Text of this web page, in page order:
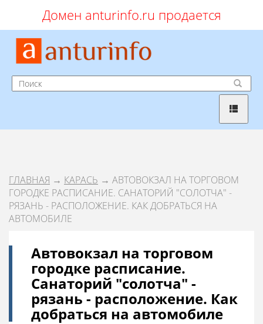
Домен anturinfo.ru продается
ГЛАВНАЯ → КАРАСЬ → АВТОВОКЗАЛ НА ТОРГОВОМ
ГОРОДКЕ РАСПИСАНИЕ. САНАТОРИЙ "СОЛОТЧА" -
РЯЗАНЬ - РАСПОЛОЖЕНИЕ. КАК ДОБРАТЬСЯ НА
АВТОМОБИЛЕ
Автовокзал на торговом
городке расписание.
Санаторий "солотча" -
рязань - расположение. Как
добраться на автомобиле